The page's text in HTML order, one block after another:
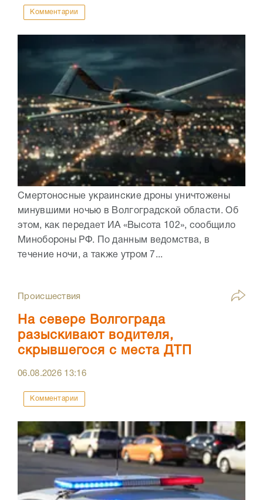
Комментарии
Смертоносные украинские дроны уничтожены
минувшими ночью в Волгоградской области. Об
этом, как передает ИА «Высота 102», сообщило
Минобороны РФ. По данным ведомства, в
течение ночи, а также утром 7...
Происшествия
На севере Волгограда
разыскивают водителя,
скрывшегося с места ДТП
06.08.2026 13:16
Комментарии